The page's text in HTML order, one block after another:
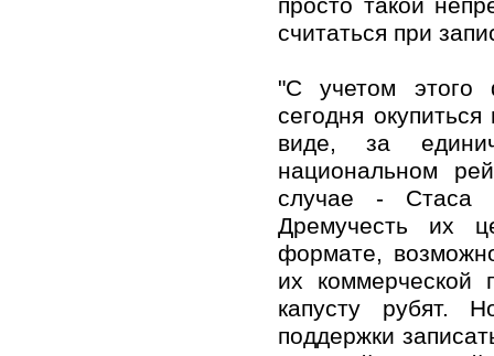
просто такой
считаться при
"С учетом этого
сегодня
виде, за
национальном
случае - Стаса
Дремучесть их
формате,
их
капусту рубят.
поддержки